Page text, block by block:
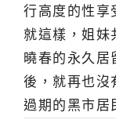
行高度的性享
就這樣，姐妹
曉春的永久居
後，就再也沒
過期的黑市居